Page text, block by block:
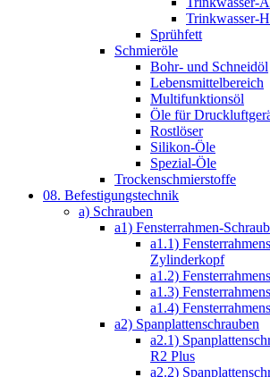
Trinkwasser-
Sprühfett
Schmieröle
Bohr- und Schneidöl
Lebensmittelbereich
Multifunktionsöl
Öle für
Rostlöser
Silikon-Öle
Spezial-Öle
Trockenschmierstoffe
08. Befestigungstechnik
a) Schrauben
a1) Fensterrahmen-
a1.1)
Zylinderkopf
a1.2)
a1.3)
a1.4)
a2) Spanplattenschrauben
a2.1)
R2 Plus
a2.2)